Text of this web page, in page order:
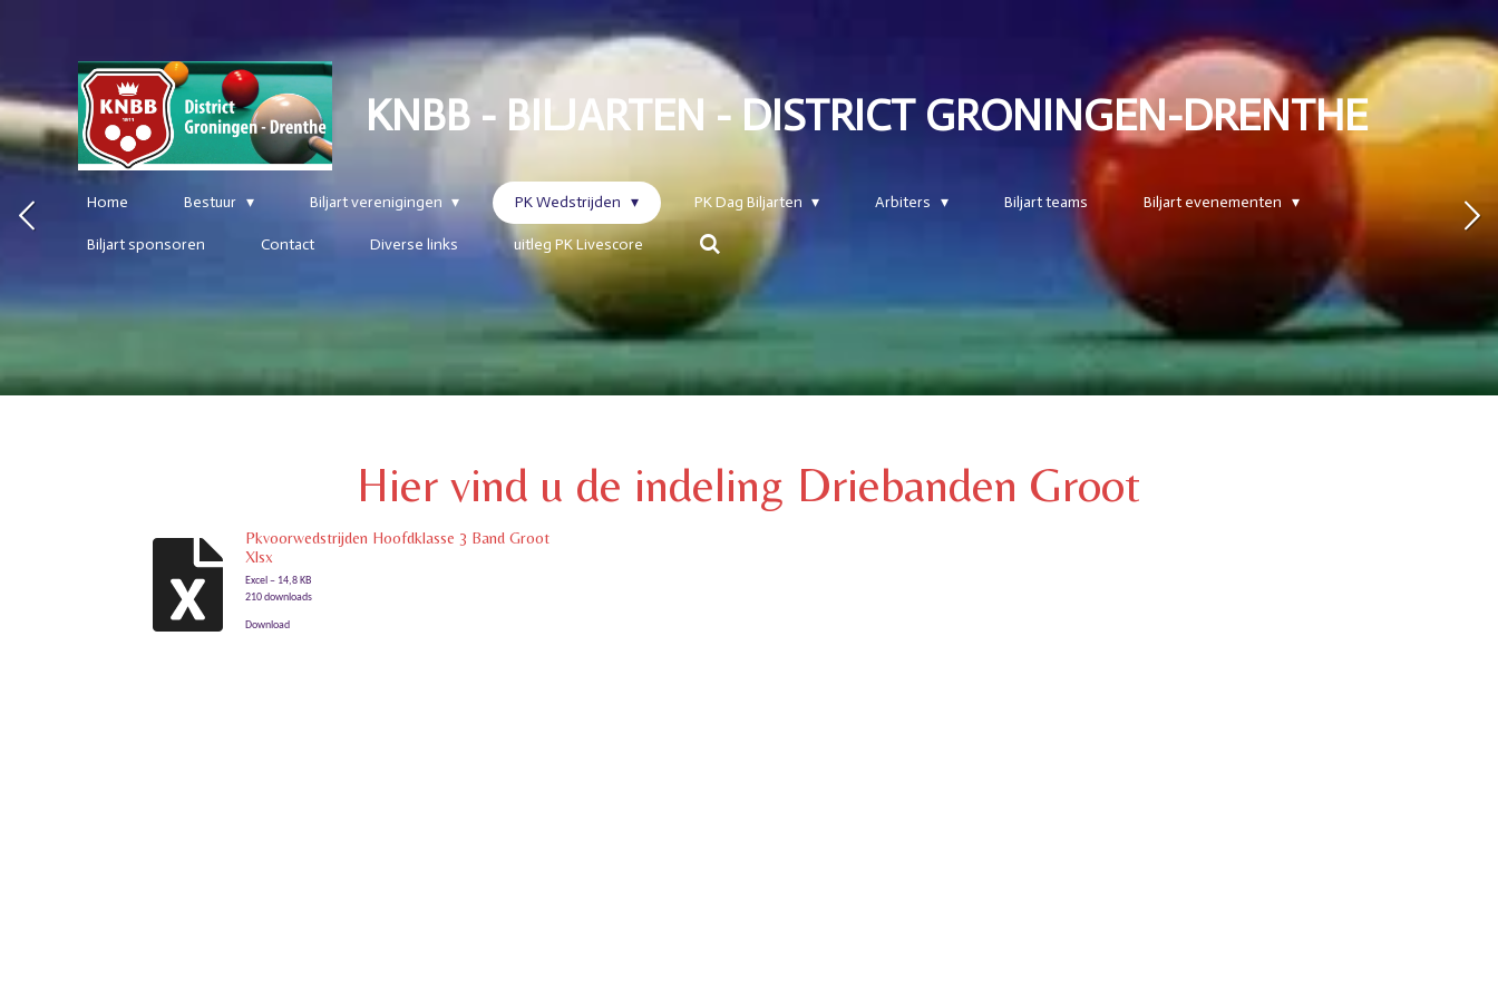
hoofdinhoud
KNBB - BILJARTEN - DISTRICT GRONINGEN-DRENTHE
Home Bestuur Biljart verenigingen PK Wedstrijden PK Dag Biljarten Arbiters Biljart teams Biljart evenementen
Biljart sponsoren Contact Diverse links uitleg PK Livescore
Hier vind u de indeling Driebanden Groot
Pkvoorwedstrijden Hoofdklasse 3 Band Groot
Xlsx
Excel – 14,8 KB
210 downloads
Download